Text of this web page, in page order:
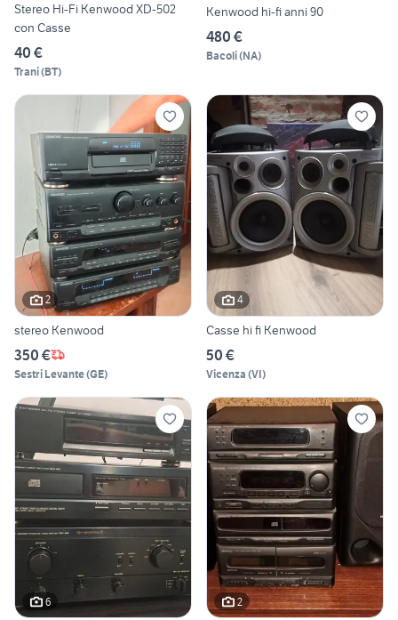
Stereo Hi-Fi Kenwood XD-502
con Casse
40 €
Trani(BT)
Kenwood hi-fi anni 90
480 €
Bacoli(NA)
2
stereo Kenwood
350 €
Sestri Levante(GE)
4
Casse hi fi Kenwood
50 €
Vicenza (VI)
6 2